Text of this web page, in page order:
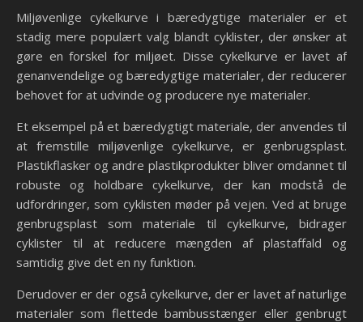
Miljøvenlige cykelkurve i bæredygtige materialer er et
stadig mere populært valg blandt cyklister, der ønsker at
gøre en forskel for miljøet. Disse cykelkurve er lavet af
genanvendelige og bæredygtige materialer, der reducerer
behovet for at udvinde og producere nye materialer.
Et eksempel på et bæredygtigt materiale, der anvendes til
at fremstille miljøvenlige cykelkurve, er genbrugsplast.
Plastikflasker og andre plastikprodukter bliver omdannet til
robuste og holdbare cykelkurve, der kan modstå de
udfordringer, som cyklisten møder på vejen. Ved at bruge
genbrugsplast som materiale til cykelkurve, bidrager
cyklister til at reducere mængden af plastaffald og
samtidig give det en ny funktion.
Derudover er der også cykelkurve, der er lavet af naturlige
materialer som flettede bambusstænger eller genbrugt